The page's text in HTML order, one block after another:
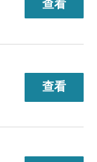
查看
查看